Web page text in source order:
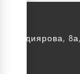
8а,